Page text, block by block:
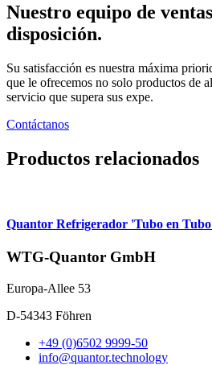
Nuestro equipo de
disposición.
Su satisfacción es nuestra máxima
que le ofrecemos no solo productos de
servicio que supera sus expe.
Contáctanos
Productos relacionados
Quantor Refrigerador 'Tubo en
WTG-Quantor GmbH
Europa-Allee 53
D-54343 Föhren
+49 (0)6502 9999-50
info@quantor.technology